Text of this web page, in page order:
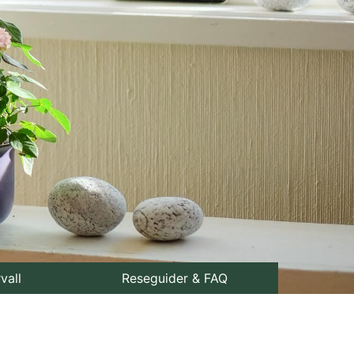
Reseguider & FAQ